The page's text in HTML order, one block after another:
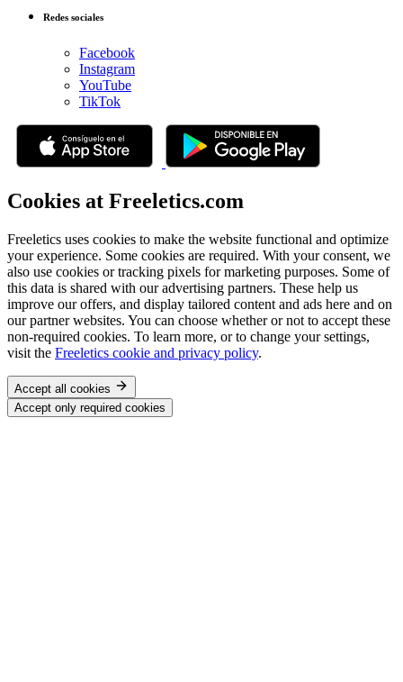
Redes sociales
Facebook
Instagram
YouTube
TikTok
Cookies at Freeletics.com
Freeletics uses cookies to make the website functional and optimize
your experience. Some cookies are required. With your consent, we
also use cookies or tracking pixels for marketing purposes. Some of
this data is shared with our advertising partners. These help us
improve our offers, and display tailored content and ads here and on
our partner websites. You can choose whether or not to accept these
non-required cookies. To learn more, or to change your settings,
visit the Freeletics cookie and privacy policy.
Accept all cookies
Accept only required cookies